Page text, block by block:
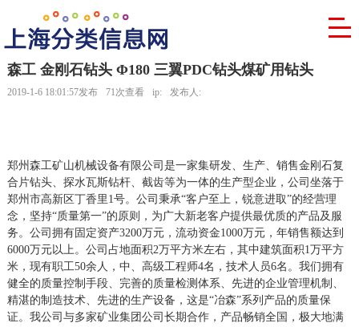
森工 金刚石钻头 Φ180 三翼PDC钻头煤矿用钻头
2019-1-6 18:01:57发布 71次查看 ip: 发布人:
郑州森工矿山机械设备有限公司是一家集研发、生产、销售金刚石复
合片钻头、探水瓦斯钻杆、截齿等为一体的生产型企业，公司坐落于
郑州市高新区丁香里1号。公司秉承“客户至上，锐意进取”的经营理
念，坚持“质量第一”的原则，为广大新老客户提供最优质的产品及服
务。公司拥有固定资产3200万元，流动资金1000万元，年销售额达到
6000万元以上。公司占地面积2万平方米左右，其中建筑面积1万平方
米，现有职工50余人，中、高级工程师4名，技术人员6名。我们拥有
健全的质量控制手段、完善的质量检测体系、先进的企业管理机制、
精湛的制造技术、先进的生产设备，这是“冶森”系列产品的质量保
证。我公司与多家矿业集团公司长期合作，产品畅销全国，极大地满